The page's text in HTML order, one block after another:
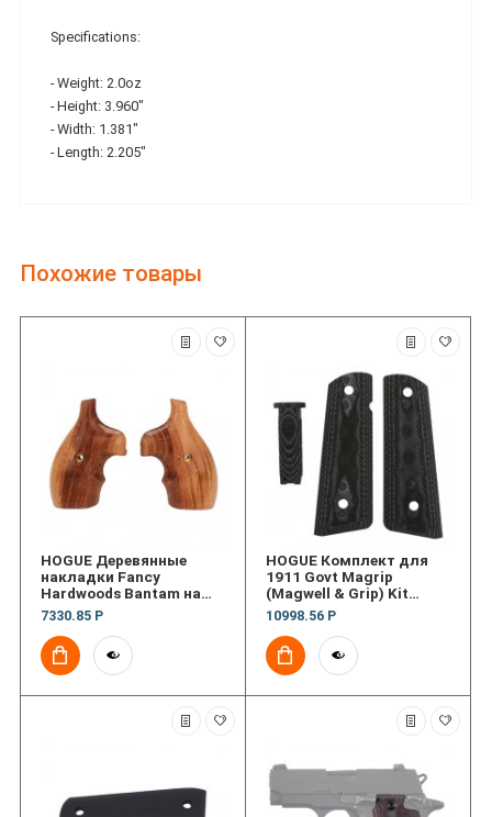
Specifications:
- Weight: 2.0oz
- Height: 3.960"
- Width: 1.381"
- Length: 2.205"
Похожие товары
HOGUE Деревянные
накладки Fancy
Hardwoods Bantam на
рукоять револьвера
S&W J Frame, Round Butt
7330.85 Р
HOGUE Комплект для
1911 Govt Magrip
(Magwell & Grip) Kit
(текстура)
10998.56 Р